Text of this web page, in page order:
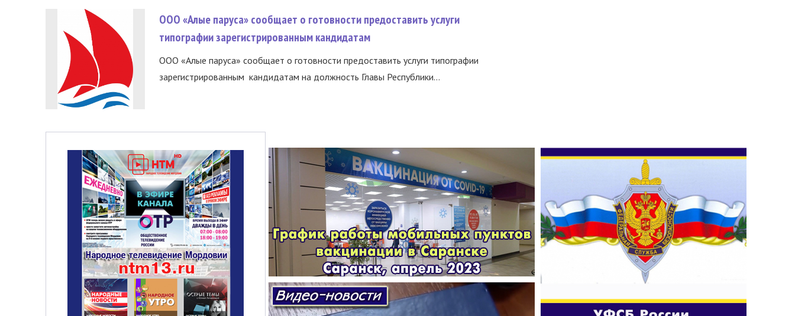
ООО «Алые паруса» сообщает о готовности предоставить услуги
типографии зарегистрированным кандидатам
ООО «Алые паруса» сообщает о готовности предоставить услуги типографии
зарегистрированным кандидатам на должность Главы Республики...